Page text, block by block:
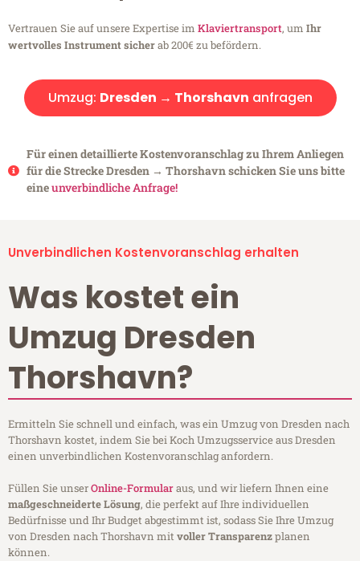
Vertrauen Sie auf unsere Expertise im Klaviertransport, um Ihr
wertvolles Instrument sicherab 200€ zu befördern.
Umzug: Dresden → Thorshavn anfragen
Für einen detaillierte Kostenvoranschlag zu Ihrem Anliegen
für die Strecke Dresden → Thorshavn schicken Sie uns bitte
eineunverbindliche Anfrage!
Unverbindlichen Kostenvoranschlag erhalten
Was kostet ein
Umzug Dresden
Thorshavn?
Ermitteln Sie schnell und einfach, was ein Umzug von Dresden nach
Thorshavn kostet, indem Sie bei Koch Umzugsservice aus Dresden
einen unverbindlichen Kostenvoranschlag anfordern.
Füllen Sie unserOnline-Formularaus, und wir liefern Ihnen eine
maßgeschneiderte Lösung, die perfekt auf Ihre individuellen
Bedürfnisse und Ihr Budget abgestimmt ist, sodass Sie Ihre Umzug
von Dresden nach Thorshavn mitvoller Transparenzplanen
können.